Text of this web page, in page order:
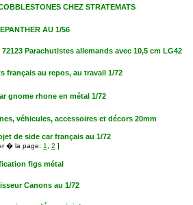
CHEZ STRATEMATS
AU 1/56
72123 Parachutistes allemands avec 10,5 cm LG42
français au repos, au travail 1/72
gnome rhone en métal 1/72
véhicules, accessoires et décors 20mm
de side car français au 1/72
� la page: 1 2 ]
figs métal
Canons au 1/72